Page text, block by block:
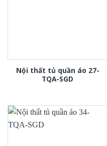
Nội thất tủ quần áo 27-
TQA-SGD